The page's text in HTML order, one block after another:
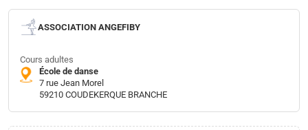
ASSOCIATION ANGEFIBY
Cours adultes
École de danse
7 rue Jean Morel
59210 COUDEKERQUE BRANCHE